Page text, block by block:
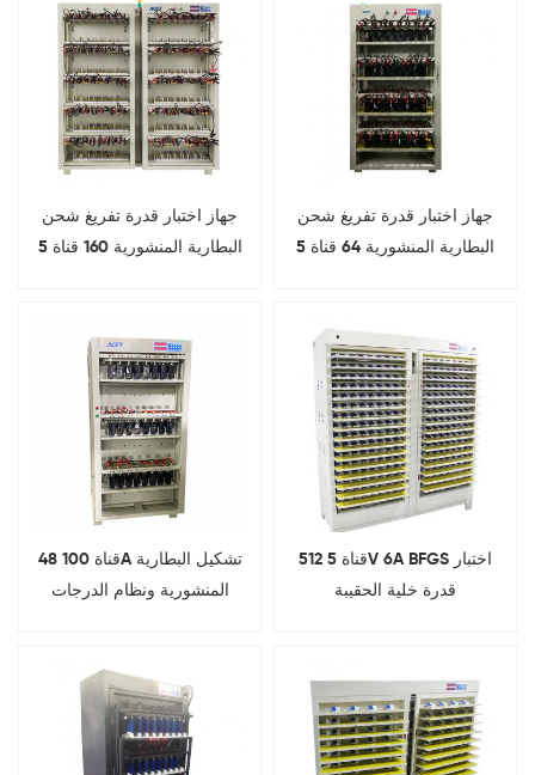
جهاز اختبار قدرة تفريغ شحن
البطارية المنشورية 160 قناة 5
جهاز اختبار قدرة تفريغ شحن
البطارية المنشورية 64 قناة 5
48 قناة 100A تشكيل البطارية
المنشورية ونظام الدرجات
512 قناة 5V 6A BFGS اختبار
قدرة خلية الحقيبة